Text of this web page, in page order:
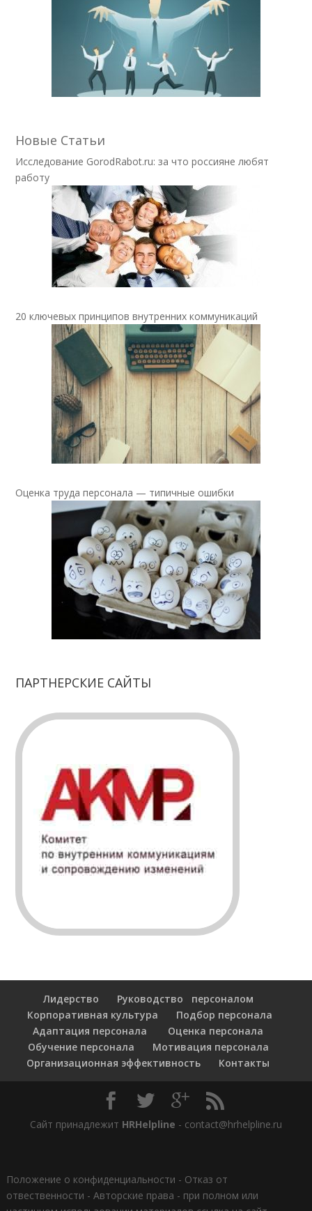
Новые Статьи
Исследование GorodRabot.ru: за что россияне любят
работу
20 ключевых принципов внутренних коммуникаций
Оценка труда персонала — типичные ошибки
ПАРТНЕРСКИЕ САЙТЫ
Лидерство
Руководство персоналом
Корпоративная культура
Подбор персонала
Адаптация персонала
Оценка персонала
Обучение персонала
Мотивация персонала
Организационная эффективность
Контакты
Сайт принадлежит HRHelpline - contact@hrhelpline.ru
Положение о конфиденциальности - Отказ от
отвественности - Авторские права - при полном или